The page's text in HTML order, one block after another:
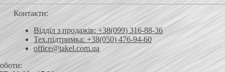
Контакти:
Відділ з продажів: +38(099) 316-88-36
Тех.підтримка: +38(050) 476-94-60
office@takel.com.ua